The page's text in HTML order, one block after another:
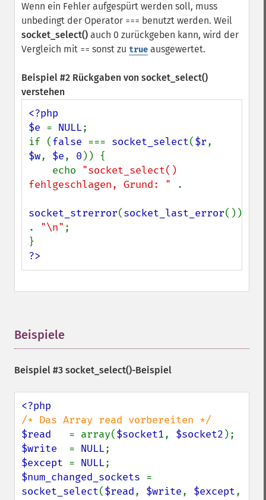
Wenn ein Fehler aufgespürt werden soll, muss
unbedingt der Operator === benutzt werden. Weil
socket_select() auch 0 zurückgeben kann, wird der
Vergleich mit == sonst zu true ausgewertet.
Beispiel #2 Rückgaben von socket_select()
verstehen
<?php
$e = NULL;
if (false === socket_select($r
$w, $e, 0 )) {
    echo
"socket_select()
fehlgeschlagen, Grund: "
.
socket_strerror(socket_last_error())
. "\n" ;
?>
Beispiele
Beispiel #3 socket_select()-Beispiel
$read = array($socket1, $socket2
$write = NULL
$except = NULL
$num_changed_sockets
socket_select($read, $write, $except